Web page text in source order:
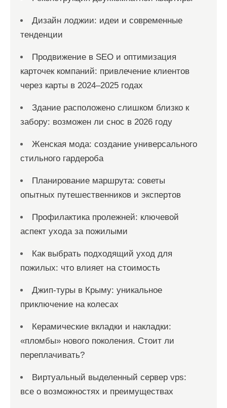
Дизайн лоджии: идеи и современные
тенденции
Продвижение в SEO и оптимизация
карточек компаний: привлечение клиентов
через карты в 2024–2025 годах
Здание расположено слишком близко к
забору: возможен ли снос в 2026 году
Женская мода: создание универсального
стильного гардероба
Планирование маршрута: советы
опытных путешественников и экспертов
Профилактика пролежней: ключевой
аспект ухода за пожилыми
Как выбрать подходящий уход для
пожилых: что влияет на стоимость
Джип-туры в Крыму: уникальное
приключение на колесах
Керамические вкладки и накладки:
«пломбы» нового поколения. Стоит ли
переплачивать?
Виртуальный выделенный сервер vps:
все о возможностях и преимуществах